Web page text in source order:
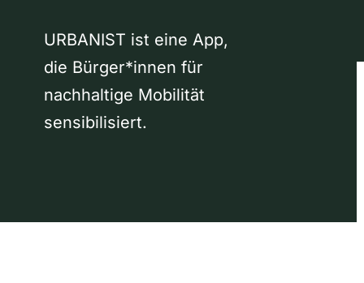
URBANIST ist eine App,
die Bürger*innen für
nachhaltige Mobilität
sensibilisiert.